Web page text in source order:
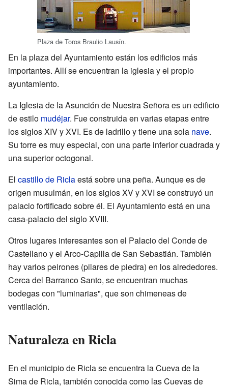
Plaza de Toros Braulio Lausín.
En la plaza del Ayuntamiento están los edificios más
importantes. Allí se encuentran la iglesia y el propio
ayuntamiento.
La Iglesia de la Asunción de Nuestra Señora es un edificio
de estilo mudéjar. Fue construida en varias etapas entre
los siglos XIV y XVI. Es de ladrillo y tiene una sola nave.
Su torre es muy especial, con una parte inferior cuadrada y
una superior octogonal.
El castillo de Riclaestá sobre una peña. Aunque es de
origen musulmán, en los siglos XV y XVI se construyó un
palacio fortificado sobre él. El Ayuntamiento está en una
casa-palacio del siglo XVIII.
Otros lugares interesantes son el Palacio del Conde de
Castellano y el Arco-Capilla de San Sebastián. También
hay varios peirones (pilares de piedra) en los alrededores.
Cerca del Barranco Santo, se encuentran muchas
bodegas con "luminarias", que son chimeneas de
ventilación.
Naturaleza en Ricla
En el municipio de Ricla se encuentra la Cueva de la
Sima de Ricla, también conocida como las Cuevas de